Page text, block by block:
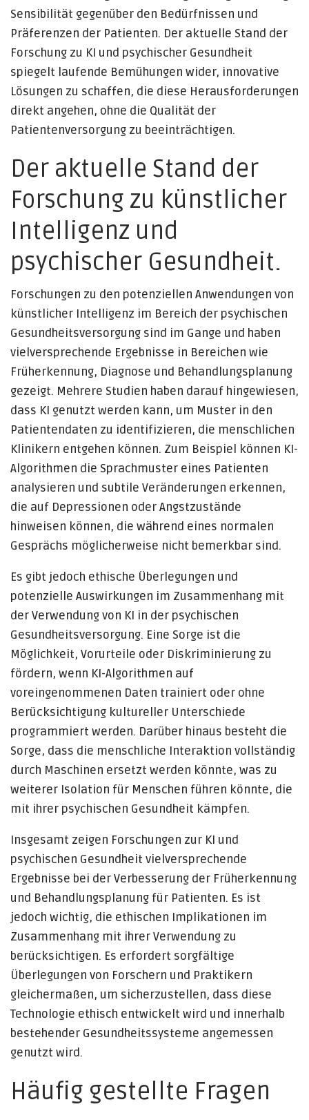
Sensibilität gegenüber den Bedürfnissen und
Präferenzen der Patienten. Der aktuelle Stand der
Forschung zu KI und psychischer Gesundheit
spiegelt laufende Bemühungen wider, innovative
Lösungen zu schaffen, die diese Herausforderungen
direkt angehen, ohne die Qualität der
Patientenversorgung zu beeinträchtigen.
Der aktuelle Stand der
Forschung zu künstlicher
Intelligenz und
psychischer Gesundheit.
Forschungen zu den potenziellen Anwendungen von
künstlicher Intelligenz im Bereich der psychischen
Gesundheitsversorgung sind im Gange und haben
vielversprechende Ergebnisse in Bereichen wie
Früherkennung, Diagnose und Behandlungsplanung
gezeigt. Mehrere Studien haben darauf hingewiesen,
dass KI genutzt werden kann, um Muster in den
Patientendaten zu identifizieren, die menschlichen
Klinikern entgehen können. Zum Beispiel können KI-
Algorithmen die Sprachmuster eines Patienten
analysieren und subtile Veränderungen erkennen,
die auf Depressionen oder Angstzustände
hinweisen können, die während eines normalen
Gesprächs möglicherweise nicht bemerkbar sind.
Es gibt jedoch ethische Überlegungen und
potenzielle Auswirkungen im Zusammenhang mit
der Verwendung von KI in der psychischen
Gesundheitsversorgung. Eine Sorge ist die
Möglichkeit, Vorurteile oder Diskriminierung zu
fördern, wenn KI-Algorithmen auf
voreingenommenen Daten trainiert oder ohne
Berücksichtigung kultureller Unterschiede
programmiert werden. Darüber hinaus besteht die
Sorge, dass die menschliche Interaktion vollständig
durch Maschinen ersetzt werden könnte, was zu
weiterer Isolation für Menschen führen könnte, die
mit ihrer psychischen Gesundheit kämpfen.
Insgesamt zeigen Forschungen zur KI und
psychischen Gesundheit vielversprechende
Ergebnisse bei der Verbesserung der Früherkennung
und Behandlungsplanung für Patienten. Es ist
jedoch wichtig, die ethischen Implikationen im
Zusammenhang mit ihrer Verwendung zu
berücksichtigen. Es erfordert sorgfältige
Überlegungen von Forschern und Praktikern
gleichermaßen, um sicherzustellen, dass diese
Technologie ethisch entwickelt wird und innerhalb
bestehender Gesundheitssysteme angemessen
genutzt wird.
Häufig gestellte Fragen